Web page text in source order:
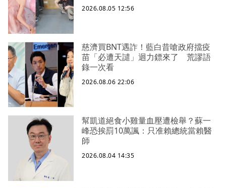
2026.08.05 12:56
慈濟買BNT遇詐！藍白昔嗆政府擋疫
苗「必遭天譴」迴力鏢來了 荒謬語
錄一次看
2026.08.06 22:06
幫凱道絕食小雞量血壓遭檢舉？蘇一
峰恐挨罰10萬諷：只准賴總統當賴醫
師
2026.08.04 14:35